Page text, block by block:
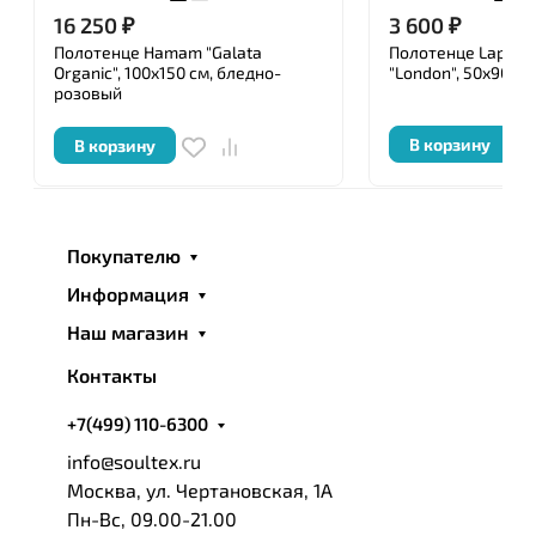
16 250₽
Полотенце Hamam "Galata
Organic", 100x150 см, бледно-
розовый
В корзину
3 600₽
Полотенце
"London", 50x90
В корзину
Покупателю
Информация
Наш магазин
Контакты
+7(499) 110-6300
info@soultex.ru
Москва, ул. Чертановская, 1А
Пн-Вс, 09.00-21.00